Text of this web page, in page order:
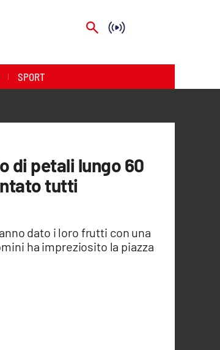
SPORT
di petali lungo 60
tutti
dato i loro frutti con una
ha impreziosito la piazza